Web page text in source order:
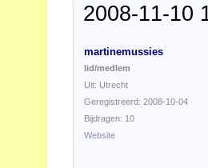
2008-11-10
martinemussies
lid/medlem
Uit: Utrecht
Geregistreerd: 2008-10-04
Bijdragen: 10
Website